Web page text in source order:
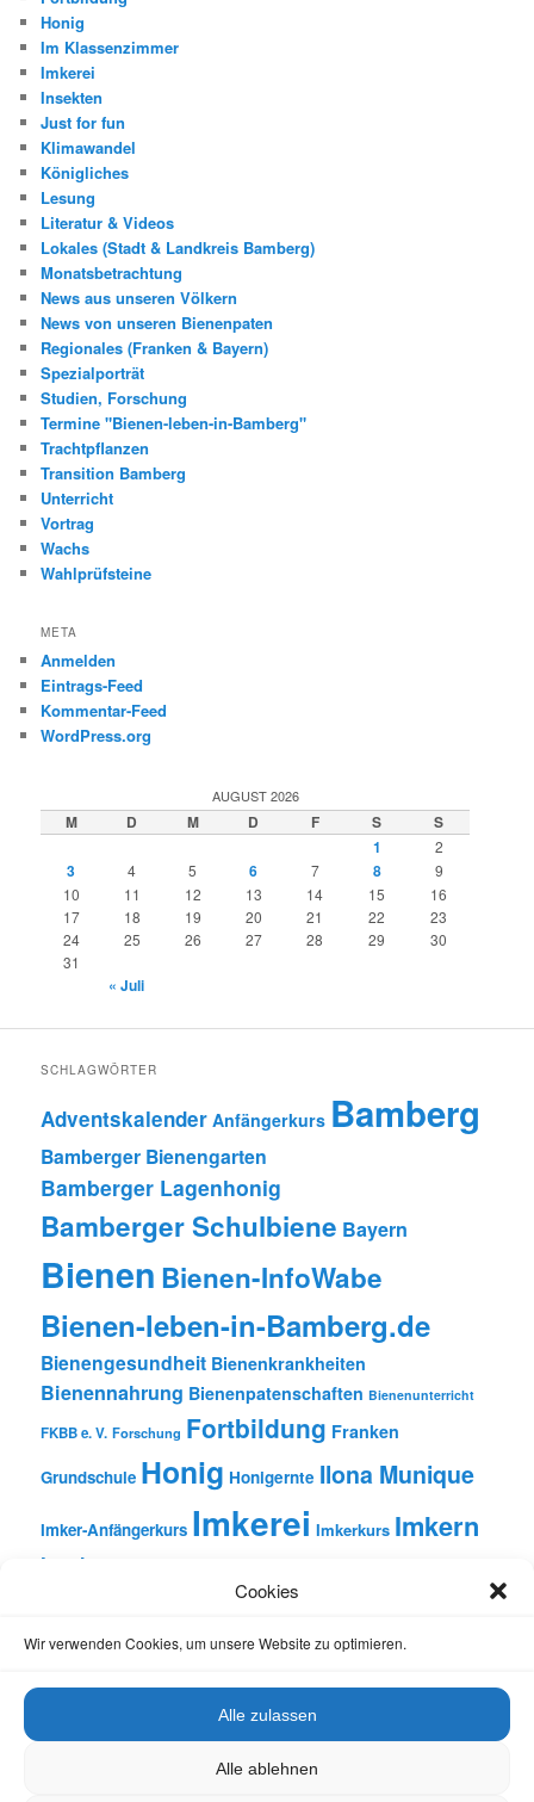
Cookies
Wir verwenden Cookies, um unsere Website zu optimieren.
Alle zulassen
Alle ablehnen
Honig
Im Klassenzimmer
Imkerei
Insekten
Just for fun
Klimawandel
Königliches
Lesung
Literatur & Videos
Lokales (Stadt & Landkreis Bamberg)
Monatsbetrachtung
News aus unseren Völkern
News von unseren Bienenpaten
Regionales (Franken & Bayern)
Spezialporträt
Studien, Forschung
Termine "Bienen-leben-in-Bamberg"
Trachtpflanzen
Transition Bamberg
Unterricht
Vortrag
Wachs
Wahlprüfsteine
META
Anmelden
Eintrags-Feed
Kommentar-Feed
WordPress.org
AUGUST 2026
M D M D F S
S
1
2
3 4 5 6 7 8
9
10
11 12 13 14 15
16
17
18 19 20 21 22
23
24
25 26 27 28 29
30
31
« Juli
SCHLAGWÖRTER
Adventskalender Anfängerkurs Bamberg
Bamberger Bienengarten
Bamberger Lagenhonig
Bamberger Schulbiene Bayern
Bienen Bienen-InfoWabe
Bienen-leben-in-Bamberg.de
Bienengesundheit Bienenkrankheiten
Bienennahrung Bienenpatenschaften Bienenunterricht
FKBB e. V. Forschung Fortbildung Franken
Grundschule Honig Honigernte Ilona Munique
Imker-Anfängerkurs Imkerei Imkerkurs Imkern
Insekten
Natur Oberfranken
Unterricht
Vortrag Wachs